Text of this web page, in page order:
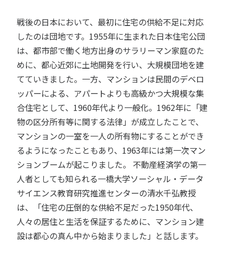
戦後の日本において、最初に住宅の供給不足に対応
したのは団地です。1955年に生まれた日本住宅公団
は、都市部で働く地方出身のサラリーマン家庭のた
めに、都心近郊に土地開発を行い、大規模団地を建
てていきました。一方、マンションは民間のデベロ
ッパーによる、アパートよりも高級かつ大規模な集
合住宅として、1960年代より一般化。1962年に「建
物の区分所有等に関する法律」が成立したことで、
マンションの一室を一人の所有物にすることができ
るようになったこともあり、1963年には第一次マン
ションブームが起こりました。 不動産経済学の第一
人者としても知られる一橋大学ソーシャル・データ
サイエンス教育研究推進センターの清水千弘教授
は、「住宅の圧倒的な供給不足だった1950年代、
人々の居住と生活を保証するために、マンション建
設は都心の真ん中から始まりました」と話します。